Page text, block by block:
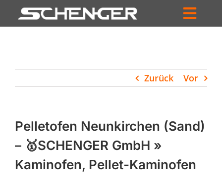
Inhalt
HÄNDLERSUCHE
UNTERNEHMEN
PROFIL
Zurück Vor
Pelletofen Neunkirchen (Sand)
– 🥇SCHENGER GmbH »
Kaminofen, Pellet-Kaminofen